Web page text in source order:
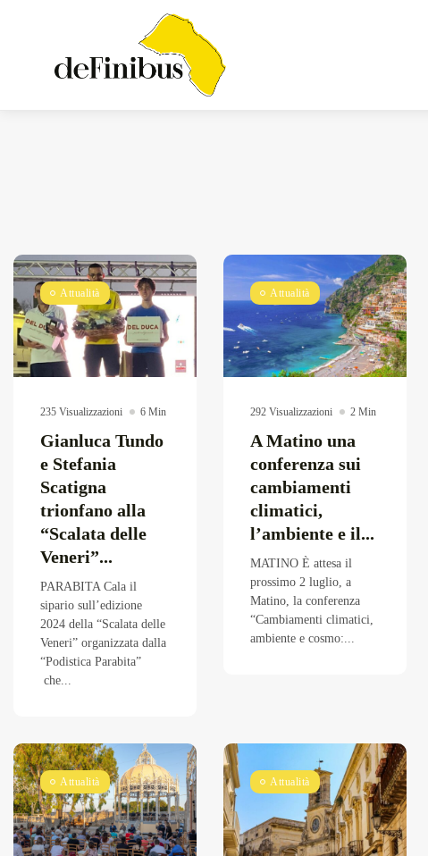
Attualità
235 Visualizzazioni 6 Min
Gianluca Tundo
e Stefania
Scatigna
trionfano alla
“Scalata delle
Veneri”...
PARABITA Cala il
sipario sull’edizione
2024 della “Scalata delle
Veneri” organizzata dalla
“Podistica Parabita”
che...
Attualità
292 Visualizzazioni 2 Min
A Matino una
conferenza sui
cambiamenti
climatici,
l’ambiente e il...
MATINO È attesa il
prossimo 2 luglio, a
Matino, la conferenza
“Cambiamenti climatici,
ambiente e cosmo:...
Attualità Attualità